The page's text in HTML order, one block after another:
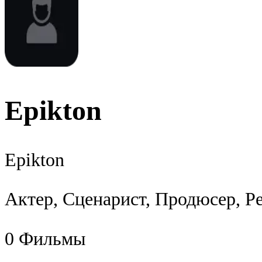
Epikton
Epikton
Актер, Сценарист, Продюсер,
0 Фильмы